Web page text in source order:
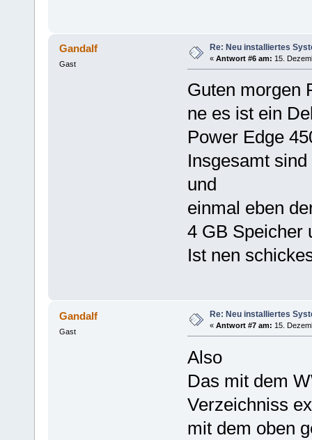
Gandalf
Gast
Re: Neu installiertes
« Antwort #6 am: 15.
Guten morgen
ne es ist ein
Power Edge
Insgesamt
und
einmal eben
4 GB Speicher
Ist nen
Gandalf
Gast
Re: Neu installiertes
« Antwort #7 am: 15.
Also
Das mit dem
Verzeichniss
mit dem oben